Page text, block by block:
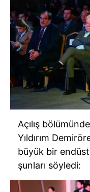
Açılış
Yıldırım
büyük bir
şunları söyledi: